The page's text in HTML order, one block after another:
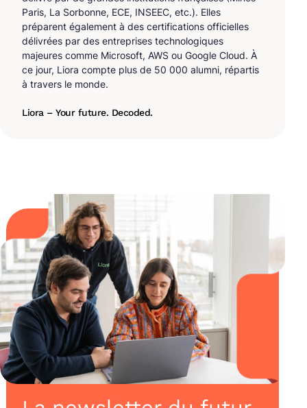
Paris, La Sorbonne, ECE, INSEEC, etc.). Elles
préparent également à des certifications officielles
délivrées par des entreprises technologiques
majeures comme Microsoft, AWS ou Google Cloud. À
ce jour, Liora compte plus de 50 000 alumni, répartis
à travers le monde.
Liora – Your future. Decoded.